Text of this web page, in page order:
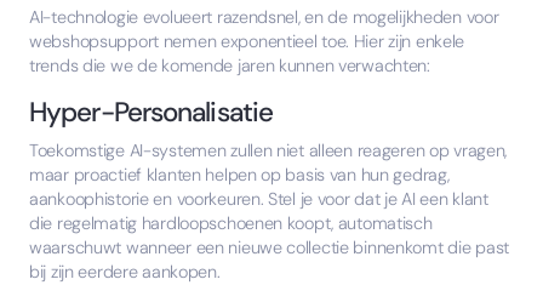
AI-technologie evolueert razendsnel, en de mogelijkheden voor
webshopsupport nemen exponentieel toe. Hier zijn enkele
trends die we de komende jaren kunnen verwachten:
Hyper-Personalisatie
Toekomstige AI-systemen zullen niet alleen reageren op vragen,
maar proactief klanten helpen op basis van hun gedrag,
aankoophistorie en voorkeuren. Stel je voor dat je AI een klant
die regelmatig hardloopschoenen koopt, automatisch
waarschuwt wanneer een nieuwe collectie binnenkomt die past
bij zijn eerdere aankopen.